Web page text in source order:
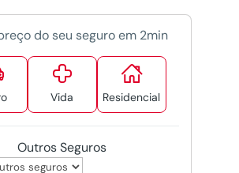
do seu seguro em 2min

Vida

Residencial
Outros Seguros